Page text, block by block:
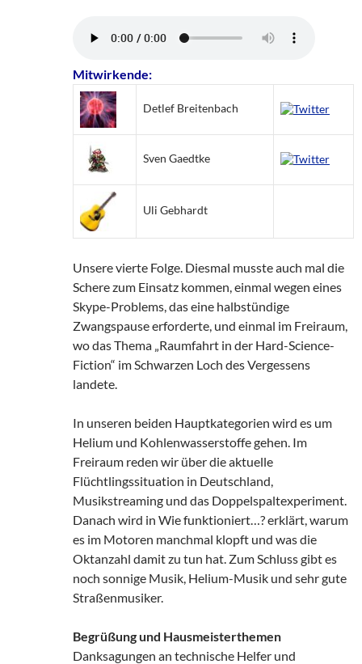
Mitwirkende:
Detlef Breitenbach
Sven Gaedtke
Uli Gebhardt
Unsere vierte Folge. Diesmal musste auch mal die
Schere zum Einsatz kommen, einmal wegen eines
Skype-Problems, das eine halbstündige
Zwangspause erforderte, und einmal im Freiraum,
wo das Thema „Raumfahrt in der Hard-Science-
Fiction“ im Schwarzen Loch des Vergessens
landete.
In unseren beiden Hauptkategorien wird es um
Helium und Kohlenwasserstoffe gehen. Im
Freiraum reden wir über die aktuelle
Flüchtlingssituation in Deutschland,
Musikstreaming und das Doppelspaltexperiment.
Danach wird in Wie funktioniert…? erklärt, warum
es im Motoren manchmal klopft und was die
Oktanzahl damit zu tun hat. Zum Schluss gibt es
noch sonnige Musik, Helium-Musik und sehr gute
Straßenmusiker.
Begrüßung und Hausmeisterthemen
Danksagungen an technische Helfer und